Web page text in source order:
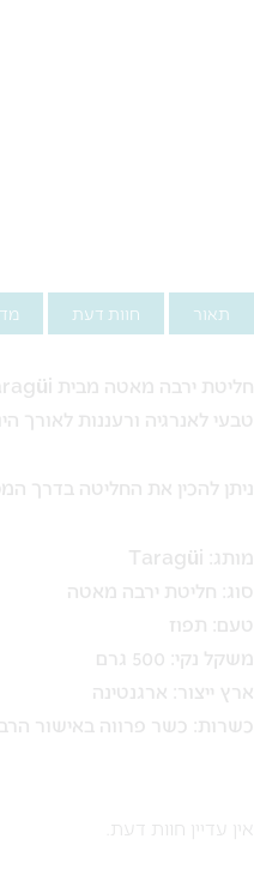
תאור חוות דעת
טבעי לאנרגיה ורעננות לאורך
ניתן להכין את החליטה בדרך
מותג: Taragüi
סוג: חליטת ירבה מאטה
טעם: תפוז
משקל נקי: 500 גרם
ארץ ייצור: ארגנטינה
כשרות: כשר פרווה באישור
אין עדיין חוות דעת.